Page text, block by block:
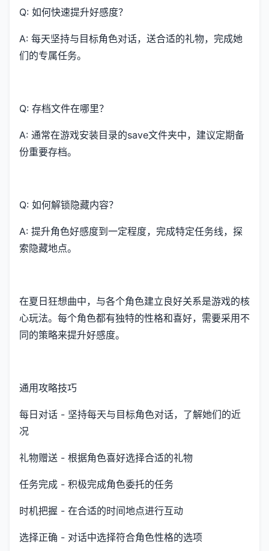
Q: 如何快速提升好感度？
A: 每天坚持与目标角色对话，送合适的礼物，完成她
们的专属任务。
Q: 存档文件在哪里？
A: 通常在游戏安装目录的save文件夹中，建议定期备
份重要存档。
Q: 如何解锁隐藏内容？
A: 提升角色好感度到一定程度，完成特定任务线，探
索隐藏地点。
在夏日狂想曲中，与各个角色建立良好关系是游戏的核
心玩法。每个角色都有独特的性格和喜好，需要采用不
同的策略来提升好感度。
通用攻略技巧
每日对话 - 坚持每天与目标角色对话，了解她们的近
况
礼物赠送 - 根据角色喜好选择合适的礼物
任务完成 - 积极完成角色委托的任务
时机把握 - 在合适的时间地点进行互动
选择正确 - 对话中选择符合角色性格的选项